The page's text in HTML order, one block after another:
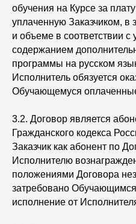
обучения на Курсе за
уплаченную Заказчиком, в
и объеме в соответствии
содержанием
программы на русском
Исполнитель обязуется
Обучающемуся
3.2. Договор является
Гражданского кодекса
Заказчик как абонент по
Исполнителю
положениями Договора
затребовано
исполнение от